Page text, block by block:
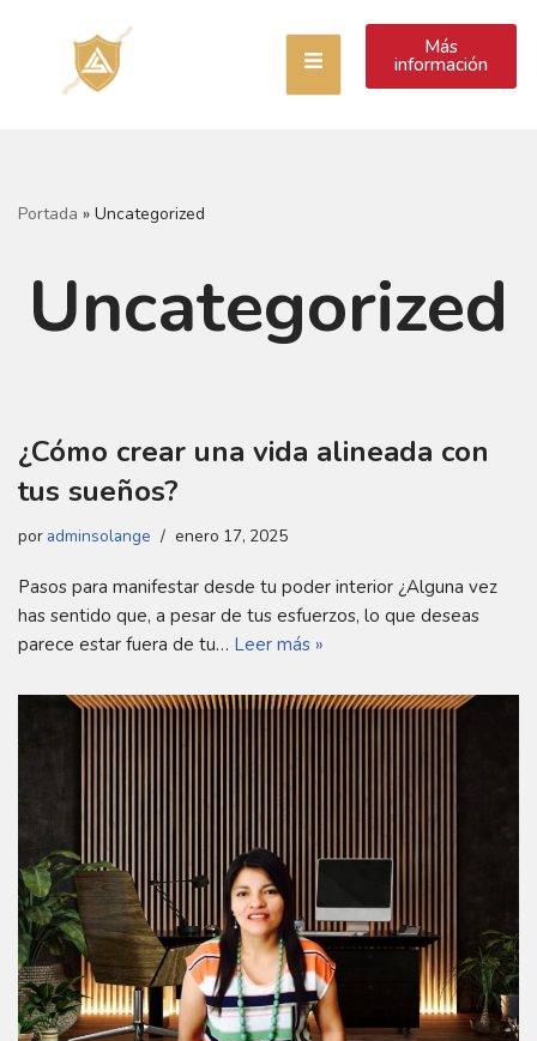
Más
información
Portada » Uncategorized
Uncategorized
¿Cómo crear una vida alineada con
tus sueños?
por adminsolange enero 17, 2025
Pasos para manifestar desde tu poder interior ¿Alguna vez
has sentido que, a pesar de tus esfuerzos, lo que deseas
parece estar fuera de tu… Leer más »